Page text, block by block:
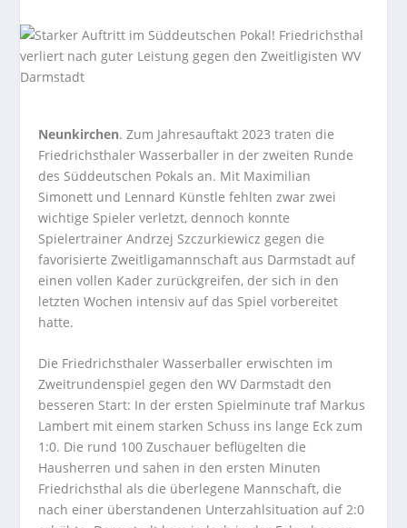
Neunkirchen. Zum Jahresauftakt 2023 traten die
Friedrichsthaler Wasserballer in der zweiten Runde
des Süddeutschen Pokals an. Mit Maximilian
Simonett und Lennard Künstle fehlten zwar zwei
wichtige Spieler verletzt, dennoch konnte
Spielertrainer Andrzej Szczurkiewicz gegen die
favorisierte Zweitligamannschaft aus Darmstadt auf
einen vollen Kader zurückgreifen, der sich in den
letzten Wochen intensiv auf das Spiel vorbereitet
hatte.
Die Friedrichsthaler Wasserballer erwischten im
Zweitrundenspiel gegen den WV Darmstadt den
besseren Start: In der ersten Spielminute traf Markus
Lambert mit einem starken Schuss ins lange Eck zum
1:0. Die rund 100 Zuschauer beflügelten die
Hausherren und sahen in den ersten Minuten
Friedrichsthal als die überlegene Mannschaft, die
nach einer überstandenen Unterzahlsituation auf 2:0